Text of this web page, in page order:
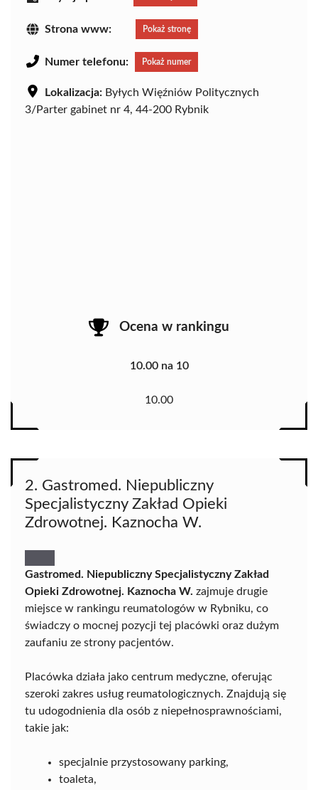
Strona www: Pokaż stronę
Numer telefonu: Pokaż numer
Lokalizacja: Byłych Więźniów Politycznych
3/Parter gabinet nr 4, 44-200 Rybnik
Ocena w rankingu
10.00 na 10
10.00
2. Gastromed. Niepubliczny
Specjalistyczny Zakład Opieki
Zdrowotnej. Kaznocha W.
Gastromed. Niepubliczny Specjalistyczny Zakład
Opieki Zdrowotnej. Kaznocha W. zajmuje drugie
miejsce w rankingu reumatologów w Rybniku, co
świadczy o mocnej pozycji tej placówki oraz dużym
zaufaniu ze strony pacjentów.
Placówka działa jako centrum medyczne, oferując
szeroki zakres usług reumatologicznych. Znajdują się
tu udogodnienia dla osób z niepełnosprawnościami,
takie jak:
specjalnie przystosowany parking,
toaleta,